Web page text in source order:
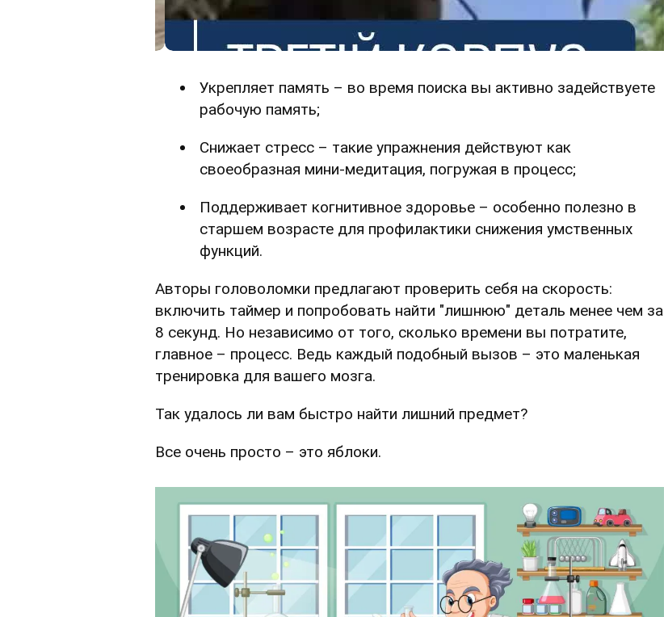
Укрепляет память – во время поиска вы активно задействуете
рабочую память;
Снижает стресс – такие упражнения действуют как
своеобразная мини-медитация, погружая в процесс;
Поддерживает когнитивное здоровье – особенно полезно в
старшем возрасте для профилактики снижения умственных
функций.
Авторы головоломки предлагают проверить себя на скорость:
включить таймер и попробовать найти "лишнюю" деталь менее чем за
8 секунд. Но независимо от того, сколько времени вы потратите,
главное – процесс. Ведь каждый подобный вызов – это маленькая
тренировка для вашего мозга.
Так удалось ли вам быстро найти лишний предмет?
Все очень просто – это яблоки.